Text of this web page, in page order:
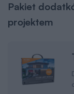
Pakiet
projektem